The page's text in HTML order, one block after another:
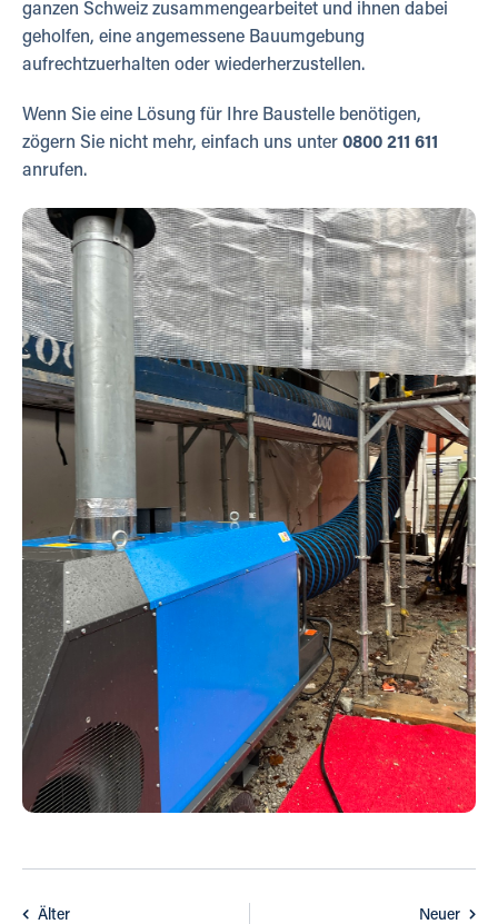
ganzen Schweiz zusammengearbeitet und ihnen dabei
geholfen, eine angemessene Bauumgebung
aufrechtzuerhalten oder wiederherzustellen.
Wenn Sie eine Lösung für Ihre Baustelle benötigen,
zögern Sie nicht mehr, einfach uns unter 0800 211 611
anrufen.
Älter Neuer